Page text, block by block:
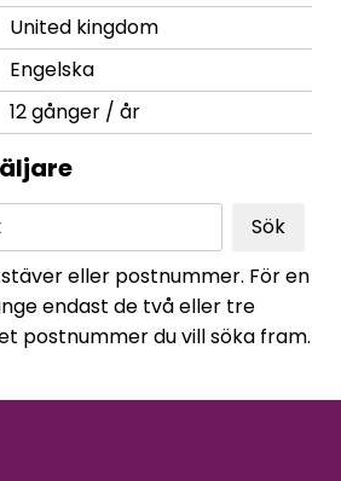
United kingdom
Engelska
12 gånger / år
Sök
eller postnummer. För en
endast de två eller tre
postnummer du vill söka fram.